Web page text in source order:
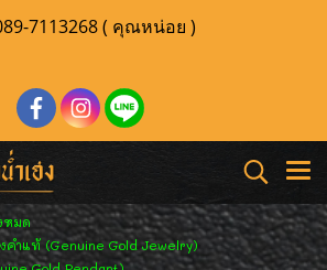
7113268 ( คุณหน่อย )
หมด
ำแท้ (Genuine Gold Jewelry)